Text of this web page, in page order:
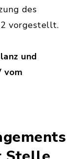
des
vorgestellt.
und
vom